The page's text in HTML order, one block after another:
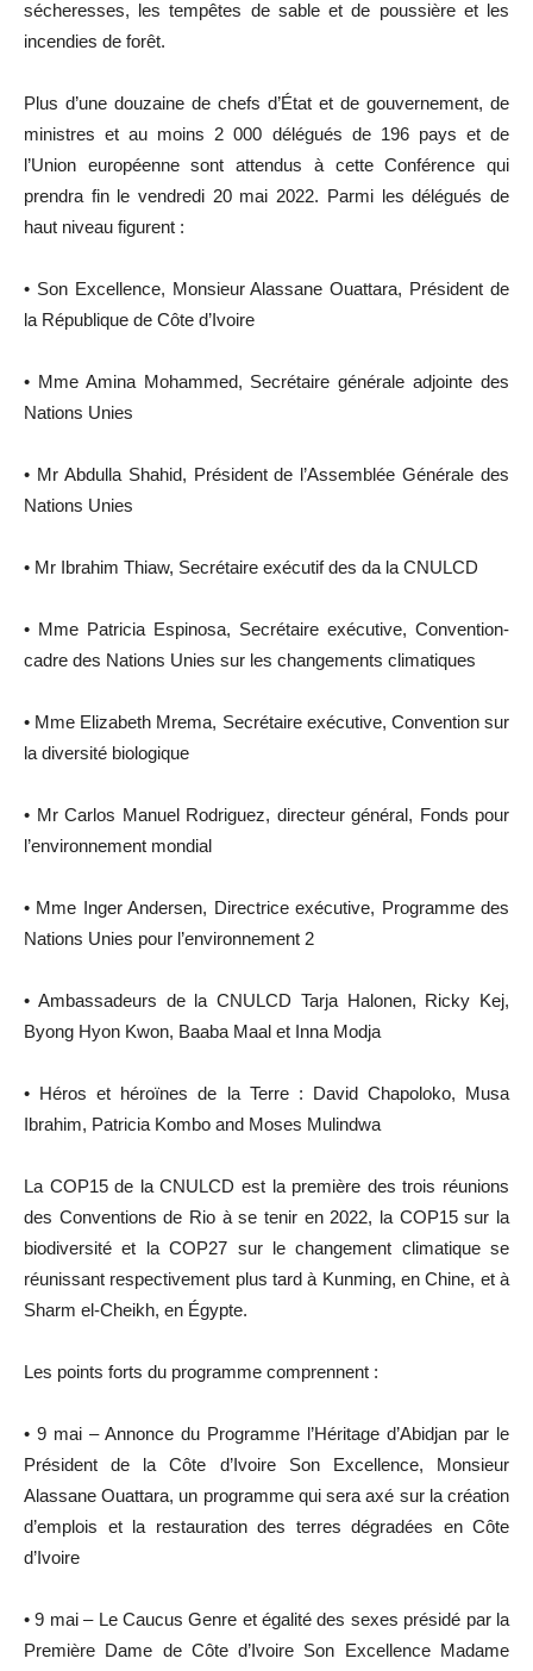
sécheresses, les tempêtes de sable et de poussière et les
incendies de forêt.
Plus d’une douzaine de chefs d’État et de gouvernement, de
ministres et au moins 2 000 délégués de 196 pays et de
l’Union européenne sont attendus à cette Conférence qui
prendra fin le vendredi 20 mai 2022. Parmi les délégués de
haut niveau figurent :
• Son Excellence, Monsieur Alassane Ouattara, Président de
la République de Côte d’Ivoire
• Mme Amina Mohammed, Secrétaire générale adjointe des
Nations Unies
• Mr Abdulla Shahid, Président de l’Assemblée Générale des
Nations Unies
• Mr Ibrahim Thiaw, Secrétaire exécutif des da la CNULCD
• Mme Patricia Espinosa, Secrétaire exécutive, Convention-
cadre des Nations Unies sur les changements climatiques
• Mme Elizabeth Mrema, Secrétaire exécutive, Convention sur
la diversité biologique
• Mr Carlos Manuel Rodriguez, directeur général, Fonds pour
l’environnement mondial
• Mme Inger Andersen, Directrice exécutive, Programme des
Nations Unies pour l’environnement 2
• Ambassadeurs de la CNULCD Tarja Halonen, Ricky Kej,
Byong Hyon Kwon, Baaba Maal et Inna Modja
• Héros et héroïnes de la Terre : David Chapoloko, Musa
Ibrahim, Patricia Kombo and Moses Mulindwa
La COP15 de la CNULCD est la première des trois réunions
des Conventions de Rio à se tenir en 2022, la COP15 sur la
biodiversité et la COP27 sur le changement climatique se
réunissant respectivement plus tard à Kunming, en Chine, et à
Sharm el-Cheikh, en Égypte.
Les points forts du programme comprennent :
• 9 mai – Annonce du Programme l’Héritage d’Abidjan par le
Président de la Côte d’Ivoire Son Excellence, Monsieur
Alassane Ouattara, un programme qui sera axé sur la création
d’emplois et la restauration des terres dégradées en Côte
d’Ivoire
• 9 mai – Le Caucus Genre et égalité des sexes présidé par la
Première Dame de Côte d’Ivoire Son Excellence Madame